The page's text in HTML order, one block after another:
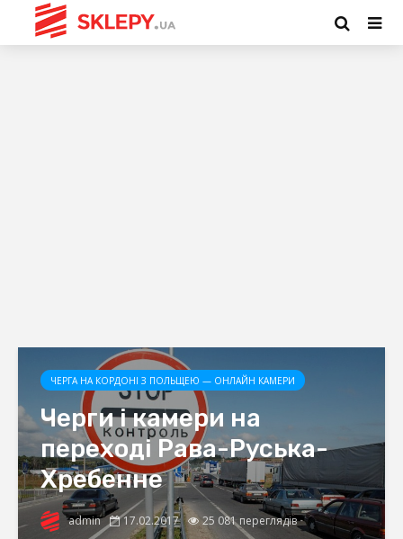
ЧЕРГА НА КОРДОНІ З ПОЛЬЩЕЮ — ОНЛАЙН КАМЕРИ
Черги і камери на
переході Рава-Руська-
Хребенне
admin 17.02.2017 25 081 переглядів